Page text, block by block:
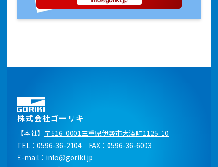
株式会社ゴーリキ
【本社】 〒516-0001三重県伊勢市大湊町1125-10
TEL： 0596-36-2104 FAX：0596-36-6003
E-mail： info@goriki.jp